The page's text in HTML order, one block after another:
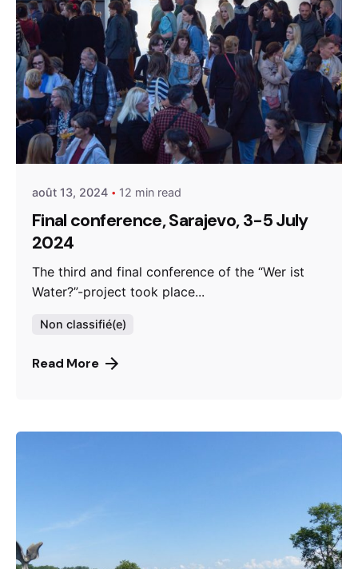
Posted by
admin
août 13, 2024 12 min read
Final conference, Sarajevo, 3-5 July
2024
The third and final conference of the “Wer ist
Water?”-project took place...
Non classifié(e)
Read More